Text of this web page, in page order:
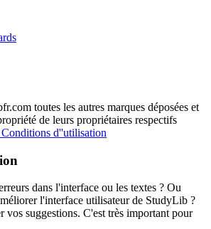
toutes les autres marques déposées et
de leurs propriétaires respectifs
Conditions d''utilisation
dans l'interface ou les textes ? Ou
l'interface utilisateur de StudyLib ?
vos suggestions. C'est très important pour